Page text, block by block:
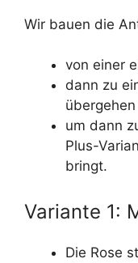
Wir bauen die
von einer
dann zu
um dann
Plus-
bringt.
Variante 1:
Die Rose